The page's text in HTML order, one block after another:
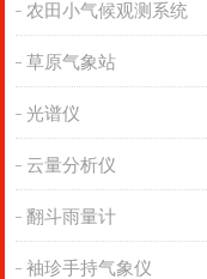
农田小气候观测系统
草原气象站
光谱仪
云量分析仪
翻斗雨量计
袖珍手持气象仪